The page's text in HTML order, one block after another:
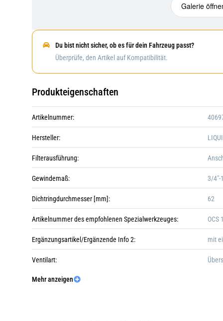
Galerie
Du bist nicht sicher, ob es für dein Fahrzeug passt?
Überprüfe, den Artikel auf Kompatibilität.
Produkteigenschaften
Artikelnummer:
Hersteller:
Filterausführung:
Gewindemaß: 3/4"-
Dichtringdurchmesser [mm]: 62
Artikelnummer des empfohlenen Spezialwerkzeuges: OCS 1
Ergänzungsartikel/Ergänzende Info 2: mit
Ventilart:
Inhalt [Liter]:
Mehr anzeigen